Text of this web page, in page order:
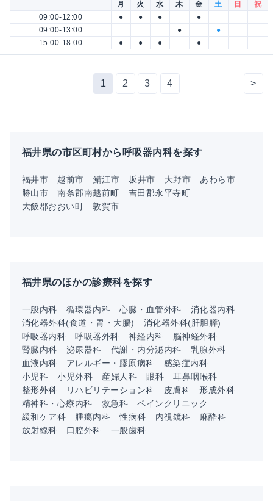
月 火 水 木 金 土 日
祝
09:00-12:00
● ● ●
●
09:00-13:00
●
●
15:00-18:00
● ● ● ●
1 2 3 4 >
福井県の市区町村から呼吸器内科を探す
福井市 越前市 鯖江市 坂井市 大野市
あわら市
勝山市
南条郡南越前町
吉田郡永平寺町
大飯郡おおい町
敦賀市
福井県のほかの診療科を探す
一般内科 循環器内科 心臓・血管外科
消化器内科
消化器外科(食道・胃・大腸)
消化器外科(肝胆膵)
呼吸器内科
呼吸器外科 神経内科
脳神経外科
腎臓内科
泌尿器科 代謝・内分泌内科
乳腺外科
血液内科
アレルギー・膠原病科
感染症内科
小児科
小児外科 産婦人科 眼科
耳鼻咽喉科
整形外科
リハビリテーション科 皮膚科
形成外科
精神科・心療内科
救急科
ペインクリニック
緩和ケア科
腫瘍内科 性病科 内視鏡科
麻酔科
放射線科
口腔外科 一般歯科